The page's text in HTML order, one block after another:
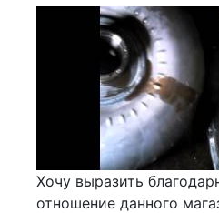
Хочу выразить
отношение данного